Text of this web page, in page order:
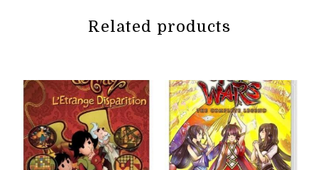
Related products